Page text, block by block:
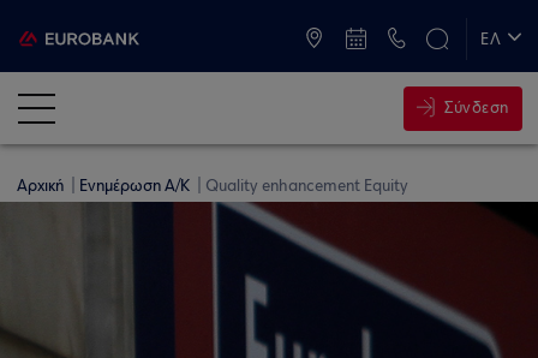
ΕΛ
Σύνδεση
Αρχική Ενημέρωση Α/Κ Quality enhancement Equity